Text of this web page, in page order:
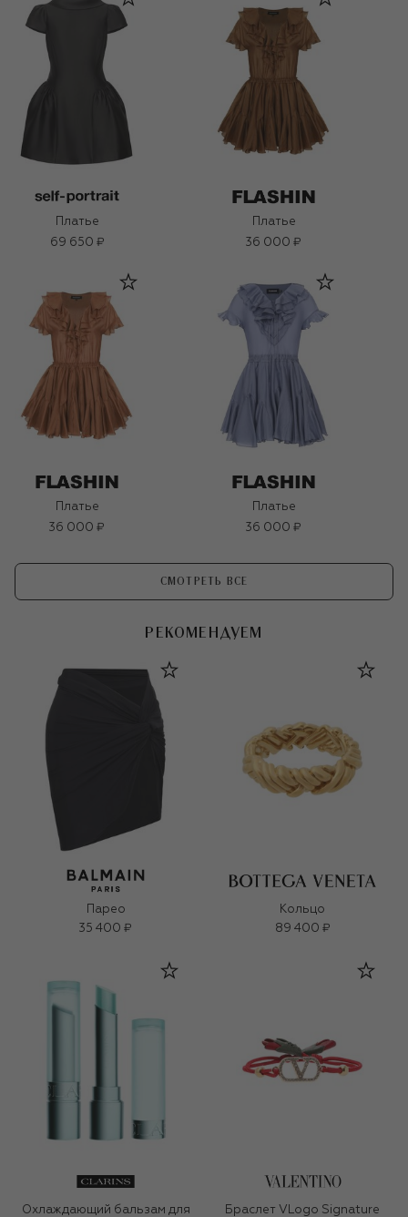
Платье
69 650 ₽
Платье
36 000 ₽
Платье
36 000 ₽
Платье
36 000 ₽
СМОТРЕТЬ ВСЕ
РЕКОМЕНДУЕМ
Парео
35 400 ₽
Кольцо
89 400 ₽
Охлаждающий бальзам для
Браслет VLogo Signature